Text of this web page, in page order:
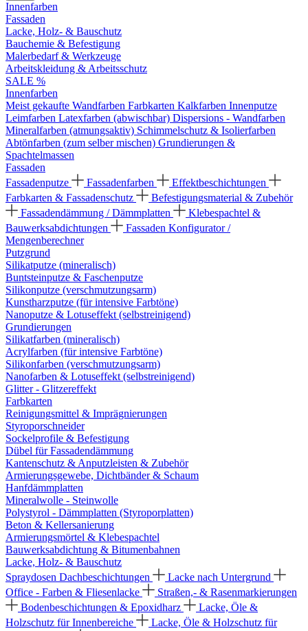
Innenfarben
Fassaden
Lacke, Holz- & Bauschutz
Bauchemie & Befestigung
Malerbedarf & Werkzeuge
Arbeitskleidung & Arbeitsschutz
SALE %
Innenfarben
Meist gekaufte Wandfarben Farbkarten Kalkfarben Innenputze
Leimfarben Latexfarben (abwischbar) Dispersions - Wandfarben
Mineralfarben (atmungsaktiv) Schimmelschutz & Isolierfarben
Abtönfarben (zum selber mischen) Grundierungen &
Spachtelmassen
Fassaden
Fassadenputze
Fassadenfarben
Effektbeschichtungen
Farbkarten & Fassadenschutz
Befestigungsmaterial & Zubehör
Fassadendämmung / Dämmplatten
Klebespachtel &
Bauwerksabdichtungen
Fassaden Konfigurator /
Mengenberechner
Putzgrund
Silikatputze (mineralisch)
Buntsteinputze & Faschenputze
Silikonputze (verschmutzungsarm)
Kunstharzputze (für intensive Farbtöne)
Nanoputze & Lotuseffekt (selbstreinigend)
Grundierungen
Silikatfarben (mineralisch)
Acrylfarben (für intensive Farbtöne)
Silikonfarben (verschmutzungsarm)
Nanofarben & Lotuseffekt (selbstreinigend)
Glitter - Glitzereffekt
Farbkarten
Reinigungsmittel & Imprägnierungen
Styroporschneider
Sockelprofile & Befestigung
Dübel für Fassadendämmung
Kantenschutz & Anputzleisten & Zubehör
Armierungsgewebe, Dichtbänder & Schaum
Hanfdämmplatten
Mineralwolle - Steinwolle
Polystyrol - Dämmplatten (Styroporplatten)
Beton & Kellersanierung
Armierungsmörtel & Klebespachtel
Bauwerksabdichtung & Bitumenbahnen
Lacke, Holz- & Bauschutz
Spraydosen Dachbeschichtungen
Lacke nach Untergrund
Office - Farben & Fliesenlacke
Straßen,- & Rasenmarkierungen
Bodenbeschichtungen & Epoxidharz
Lacke, Öle &
Holzschutz für Innenbereiche
Lacke, Öle & Holzschutz für